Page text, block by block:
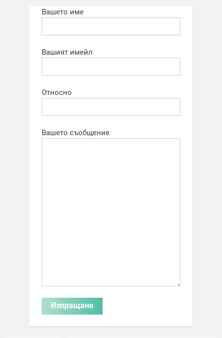
Вашето име
Вашият имейл
Относно
Вашето съобщение